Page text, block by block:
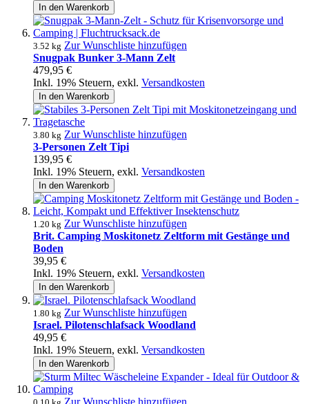
In den Warenkorb
3.52 kg Zur Wunschliste hinzufügen
Snugpak Bunker 3-Mann Zelt
479,95 €
Inkl. 19% Steuern, exkl. Versandkosten
In den Warenkorb
3.80 kg Zur Wunschliste hinzufügen
3-Personen Zelt Tipi
139,95 €
Inkl. 19% Steuern, exkl. Versandkosten
In den Warenkorb
1.20 kg Zur Wunschliste hinzufügen
Brit. Camping Moskitonetz Zeltform mit Gestänge und
Boden
39,95 €
Inkl. 19% Steuern, exkl. Versandkosten
In den Warenkorb
1.80 kg Zur Wunschliste hinzufügen
Israel. Pilotenschlafsack Woodland
49,95 €
Inkl. 19% Steuern, exkl. Versandkosten
In den Warenkorb
Zur Wunschliste hinzufügen